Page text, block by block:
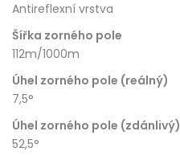
Antireflexní vrstva
Šířka zorného pole
112m/1000m
Úhel zorného pole (reálný)
7,5°
Úhel zorného pole (zdánlivý)
52,5°